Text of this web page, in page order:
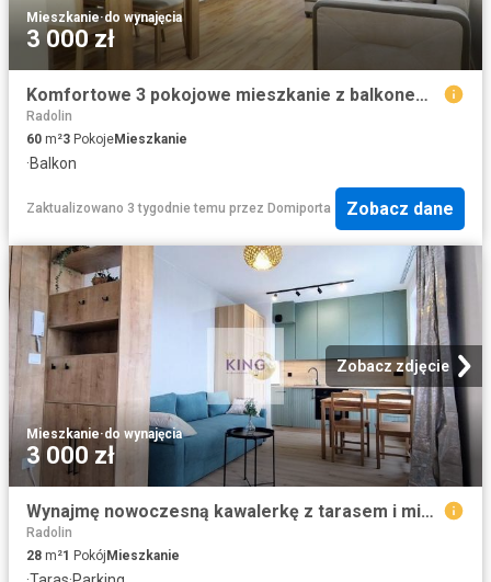
Mieszkanie·do wynajęcia
3 000 zł
Komfortowe 3 pokojowe mieszkanie z balkonem, blisko zieleni polecam
Radolin
60 m²3 PokojeMieszkanie
·Balkon
Zaktualizowano 3 tygodnie temu przez Domiporta Zobacz dane
Zobacz zdjęcie
Mieszkanie·do wynajęcia
3 000 zł
Wynajmę nowoczesną kawalerkę z tarasem i miejscem w garażu
Radolin
28 m²1 PokójMieszkanie